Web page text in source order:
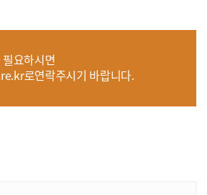
요하시면
로연락주시기 바랍니다.